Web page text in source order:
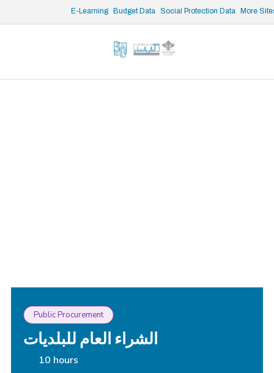
E-Learning Budget Data Social Protection Data More
/* opened search */
Public Procurement
الشراء العام للبلديات
10 hours